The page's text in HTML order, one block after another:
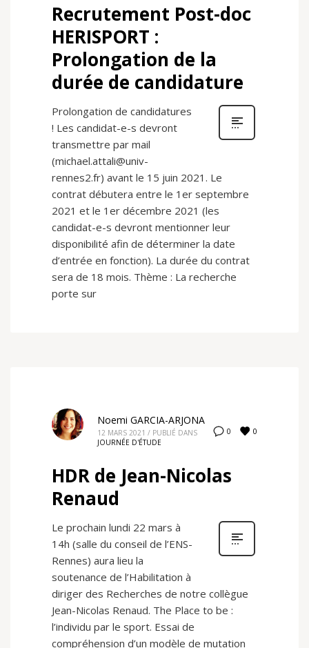
Recrutement Post-doc
HERISPORT :
Prolongation de la
durée de candidature
Prolongation de candidatures
! Les candidat-e-s devront
transmettre par mail
(michael.attali@univ-
rennes2.fr) avant le 15 juin 2021. Le
contrat débutera entre le 1er septembre
2021 et le 1er décembre 2021 (les
candidat-e-s devront mentionner leur
disponibilité afin de déterminer la date
d’entrée en fonction). La durée du contrat
sera de 18 mois. Thème : La recherche
porte sur
0 0
Noemi GARCIA-ARJONA
12 MARS 2021 / PUBLIÉ DANS
JOURNÉE D'ÉTUDE
HDR de Jean-Nicolas
Renaud
Le prochain lundi 22 mars à
14h (salle du conseil de l’ENS-
Rennes) aura lieu la
soutenance de l’Habilitation à
diriger des Recherches de notre collègue
Jean-Nicolas Renaud. The Place to be :
l’individu par le sport. Essai de
compréhension d’un modèle de mutation